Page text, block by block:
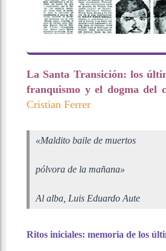
La Santa Transición: los
franquismo y el dogma del
Cristian Ferrer
«Maldito baile de muertos
pólvora de la mañana»
Al alba, Luis Eduardo Aute
Ritos iniciales: memoria de los